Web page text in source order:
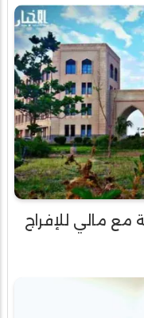
مع مالي للإفراج